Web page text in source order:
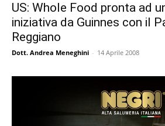
US: Whole Food pronta ad
iniziativa da Guinnes con il
Reggiano
Dott. Andrea Meneghini - 14 Aprile 2008